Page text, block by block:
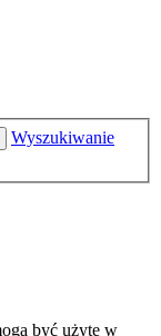
Wyszukiwanie
być użyte w